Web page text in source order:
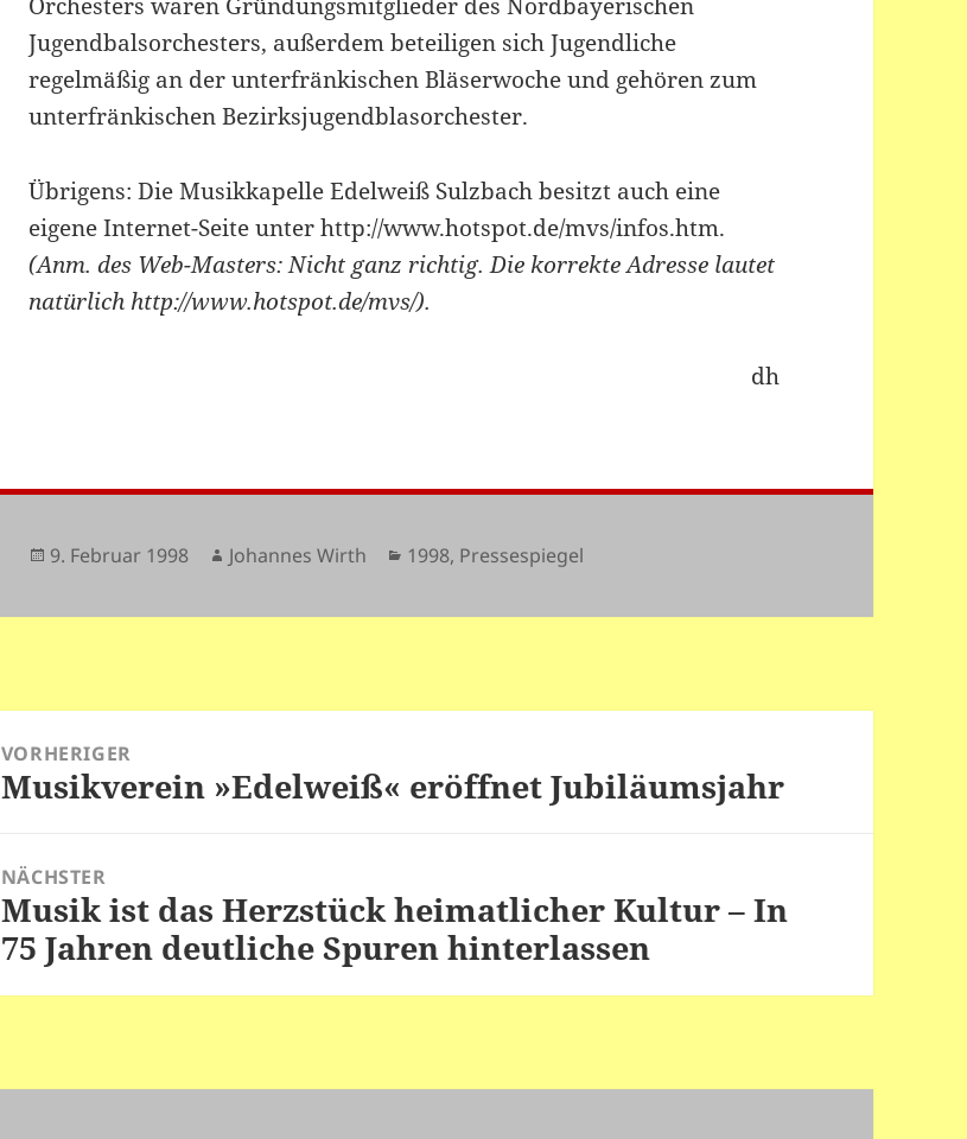
Jugendbalsorchesters, außerdem beteiligen sich Jugendliche
regelmäßig an der unterfränkischen Bläserwoche und gehören zum
unterfränkischen Bezirksjugendblasorchester.
Übrigens: Die Musikkapelle Edelweiß Sulzbach besitzt auch eine
eigene Internet-Seite unter http://www.hotspot.de/mvs/infos.htm.
(Anm. des Web-Masters: Nicht ganz richtig. Die korrekte Adresse lautet
natürlich http://www.hotspot.de/mvs/).
dh
Veröffentlicht
9. Februar 1998 Autor
Johannes Wirth Kategorien
1998, Pressespiegel
VORHERIGER
Vorheriger
Musikverein »Edelweiß« eröffnet Jubiläumsjahr
NÄCHSTER
Nächster
Beitrag:
Musik ist das Herzstück heimatlicher Kultur – In
75 Jahren deutliche Spuren hinterlassen